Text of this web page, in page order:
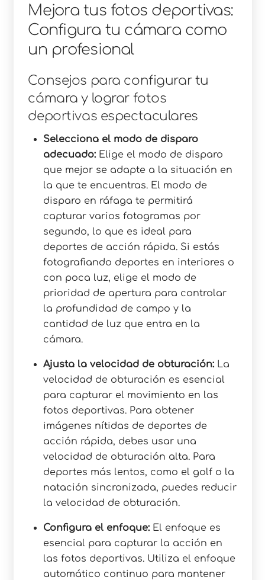
Mejora tus fotos deportivas:
Configura tu cámara como
un profesional
Consejos para configurar tu
cámara y lograr fotos
deportivas espectaculares
Selecciona el modo de disparo
adecuado: Elige el modo de disparo
que mejor se adapte a la situación en
la que te encuentras. El modo de
disparo en ráfaga te permitirá
capturar varios fotogramas por
segundo, lo que es ideal para
deportes de acción rápida. Si estás
fotografiando deportes en interiores o
con poca luz, elige el modo de
prioridad de apertura para controlar
la profundidad de campo y la
cantidad de luz que entra en la
cámara.
Ajusta la velocidad de obturación: La
velocidad de obturación es esencial
para capturar el movimiento en las
fotos deportivas. Para obtener
imágenes nítidas de deportes de
acción rápida, debes usar una
velocidad de obturación alta. Para
deportes más lentos, como el golf o la
natación sincronizada, puedes reducir
la velocidad de obturación.
Configura el enfoque: El enfoque es
esencial para capturar la acción en
las fotos deportivas. Utiliza el enfoque
automático continuo para mantener